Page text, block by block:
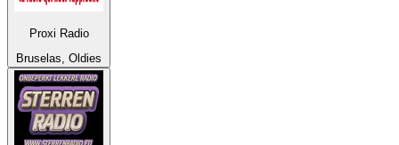
Proxi Radio
Bruselas, Oldies